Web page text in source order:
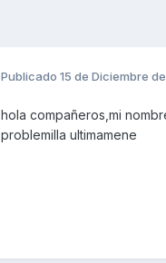
Publicado 15 de Diciembre
hola compañeros,mi
problemilla ultimamene